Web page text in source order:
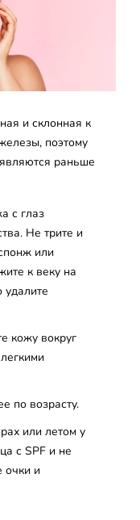
и склонная к
поэтому
раньше
с глаз
Не трите и
или
к веку на
удалите
кожу вокруг
по возрасту.
или летом у
с SPF и не
очки и